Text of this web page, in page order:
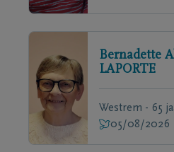
Bernadette
LAPORTE
Westrem - 65
05/08/2026